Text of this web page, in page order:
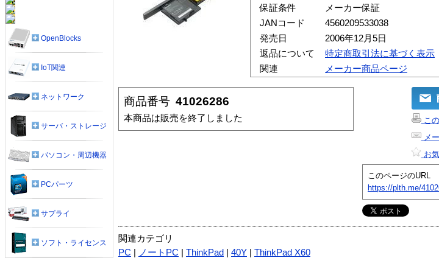
保証条件
メーカー保証
JANコード
4560209533038
発売日
2006年12月5日
返品について
特定商取引法に基づく表示
関連
メーカー商品ページ
商品番号 41026286
本商品は販売を終了しました
こ
メー
お
このページのURL
https://plth.me/
関連カテゴリ
PC
ノートPC ThinkPad 40Y ThinkPad X60
OpenBlocks
IoT関連
ネットワーク
サーバ・ストレージ
パソコン・周辺機器
PCパーツ
サプライ
ソフト・ライセンス